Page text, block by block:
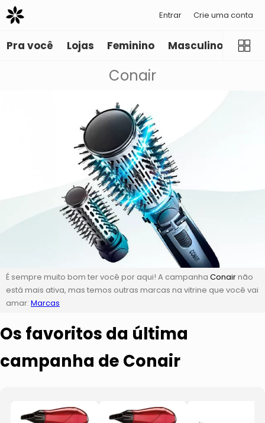
Entrar Crie uma conta
Pra você Lojas Feminino Masculino
Conair
É sempre muito bom ter você por aqui! A campanha Conairnão
está mais ativa, mas temos outras marcas na vitrine que você vai
amar: Marcas
Os favoritos da última
campanha de Conair